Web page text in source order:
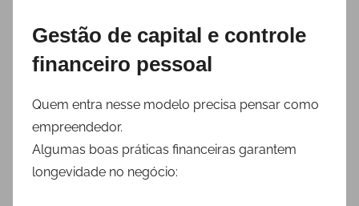
Gestão de capital e controle
financeiro pessoal
Quem entra nesse modelo precisa pensar como
empreendedor.
Algumas boas práticas financeiras garantem
longevidade no negócio: